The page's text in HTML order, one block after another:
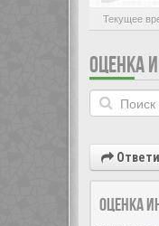
Текущее
ОЦЕНКА
Оценка